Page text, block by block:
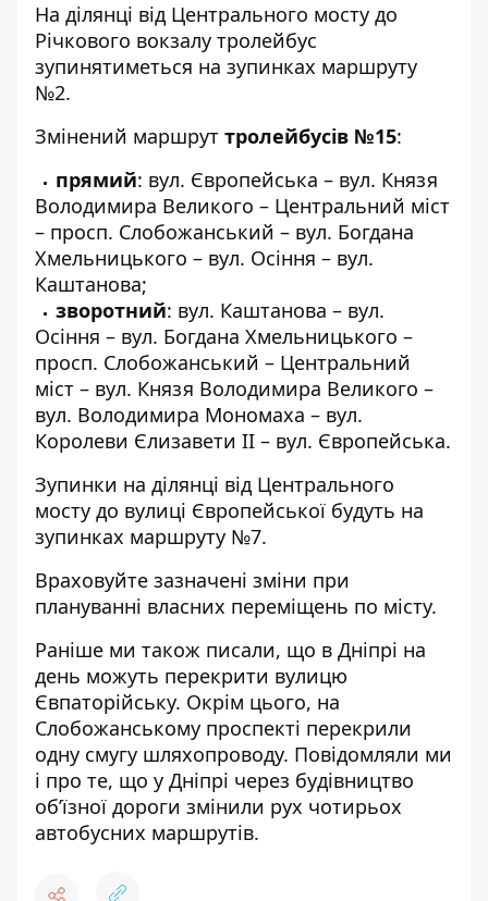
На ділянці від Центрального мосту до
Річкового вокзалу тролейбус
зупинятиметься на зупинках маршруту
№2.
Змінений маршрут тролейбусів №15:
прямий: вул. Європейська – вул. Князя
Володимира Великого – Центральний міст
– просп. Слобожанський – вул. Богдана
Хмельницького – вул. Осіння – вул.
Каштанова;
зворотний: вул. Каштанова – вул.
Осіння – вул. Богдана Хмельницького –
просп. Слобожанський – Центральний
міст – вул. Князя Володимира Великого –
вул. Володимира Мономаха – вул.
Королеви Єлизавети ΙΙ – вул. Європейська.
Зупинки на ділянці від Центрального
мосту до вулиці Європейської будуть на
зупинках маршруту №7.
Враховуйте зазначені зміни при
плануванні власних переміщень по місту.
Раніше ми також писали, що в Дніпрі на
день можуть перекрити вулицю
Євпаторійську. Окрім цього, на
Слобожанському проспекті перекрили
одну смугу шляхопроводу. Повідомляли ми
і про те, що у Дніпрі через будівництво
об’їзної дороги змінили рух чотирьох
автобусних маршрутів.